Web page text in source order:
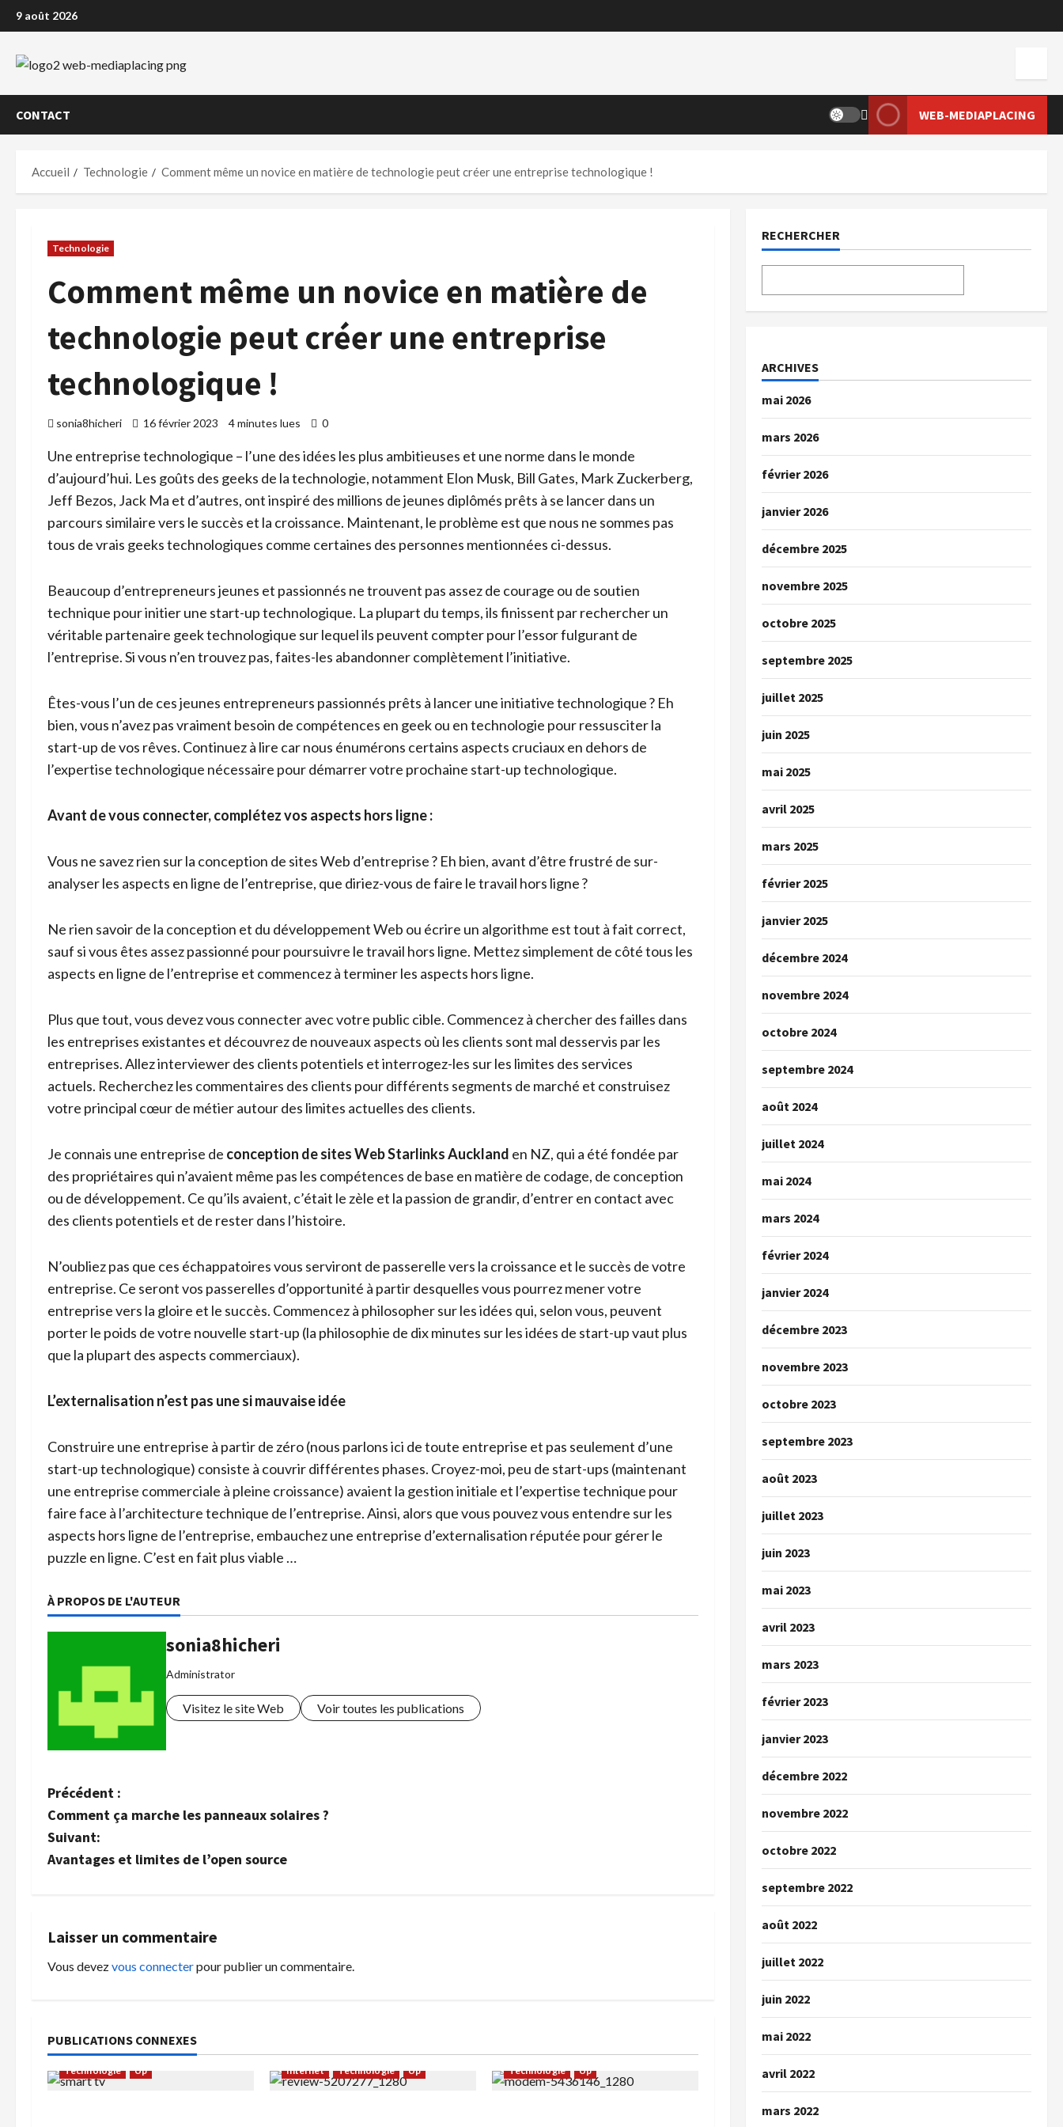
Aller
au
9 août 2026
CONTACT WEB-MEDIAPLACING
Accueil Technologie Comment même un novice en matière de technologie peut créer une entreprise technologique !
Technologie
Comment même un novice en matière de
technologie peut créer une entreprise
technologique !
sonia8hicheri 16 février 2023 4 minutes lues 0
Une entreprise technologique – l’une des idées les plus ambitieuses et une norme dans le monde
d’aujourd’hui. Les goûts des geeks de la technologie, notamment Elon Musk, Bill Gates, Mark Zuckerberg,
Jeff Bezos, Jack Ma et d’autres, ont inspiré des millions de jeunes diplômés prêts à se lancer dans un
parcours similaire vers le succès et la croissance. Maintenant, le problème est que nous ne sommes pas
tous de vrais geeks technologiques comme certaines des personnes mentionnées ci-dessus.
Beaucoup d’entrepreneurs jeunes et passionnés ne trouvent pas assez de courage ou de soutien
technique pour initier une start-up technologique. La plupart du temps, ils finissent par rechercher un
véritable partenaire geek technologique sur lequel ils peuvent compter pour l’essor fulgurant de
l’entreprise. Si vous n’en trouvez pas, faites-les abandonner complètement l’initiative.
Êtes-vous l’un de ces jeunes entrepreneurs passionnés prêts à lancer une initiative technologique ? Eh
bien, vous n’avez pas vraiment besoin de compétences en geek ou en technologie pour ressusciter la
start-up de vos rêves. Continuez à lire car nous énumérons certains aspects cruciaux en dehors de
l’expertise technologique nécessaire pour démarrer votre prochaine start-up technologique.
Avant de vous connecter, complétez vos aspects hors ligne :
Vous ne savez rien sur la conception de sites Web d’entreprise ? Eh bien, avant d’être frustré de sur-
analyser les aspects en ligne de l’entreprise, que diriez-vous de faire le travail hors ligne ?
Ne rien savoir de la conception et du développement Web ou écrire un algorithme est tout à fait correct,
sauf si vous êtes assez passionné pour poursuivre le travail hors ligne. Mettez simplement de côté tous les
aspects en ligne de l’entreprise et commencez à terminer les aspects hors ligne.
Plus que tout, vous devez vous connecter avec votre public cible. Commencez à chercher des failles dans
les entreprises existantes et découvrez de nouveaux aspects où les clients sont mal desservis par les
entreprises. Allez interviewer des clients potentiels et interrogez-les sur les limites des services
actuels. Recherchez les commentaires des clients pour différents segments de marché et construisez
votre principal cœur de métier autour des limites actuelles des clients.
Je connais une entreprise de conception de sites Web Starlinks Auckland en NZ, qui a été fondée par
des propriétaires qui n’avaient même pas les compétences de base en matière de codage, de conception
ou de développement. Ce qu’ils avaient, c’était le zèle et la passion de grandir, d’entrer en contact avec
des clients potentiels et de rester dans l’histoire.
N’oubliez pas que ces échappatoires vous serviront de passerelle vers la croissance et le succès de votre
entreprise. Ce seront vos passerelles d’opportunité à partir desquelles vous pourrez mener votre
entreprise vers la gloire et le succès. Commencez à philosopher sur les idées qui, selon vous, peuvent
porter le poids de votre nouvelle start-up (la philosophie de dix minutes sur les idées de start-up vaut plus
que la plupart des aspects commerciaux).
L’externalisation n’est pas une si mauvaise idée
Construire une entreprise à partir de zéro (nous parlons ici de toute entreprise et pas seulement d’une
start-up technologique) consiste à couvrir différentes phases. Croyez-moi, peu de start-ups (maintenant
une entreprise commerciale à pleine croissance) avaient la gestion initiale et l’expertise technique pour
faire face à l’architecture technique de l’entreprise. Ainsi, alors que vous pouvez vous entendre sur les
aspects hors ligne de l’entreprise, embauchez une entreprise d’externalisation réputée pour gérer le
puzzle en ligne. C’est en fait plus viable …
À PROPOS DE L'AUTEUR
sonia8hicheri
Administrator
Visitez le site Web Voir toutes les publications
N
a
v
g
a
i
o
Précédent :
Comment ça marche les panneaux solaires ?
Suivant:
Avantages et limites de l’open source
Laisser un commentaire
Vous devezvous connecterpour publier un commentaire.
PUBLICATIONS CONNEXES
Technologie Up Internet Technologie Up Technologie Up
RECHERCHER
ARCHIVES
mai 2026
mars 2026
février 2026
janvier 2026
décembre 2025
novembre 2025
octobre 2025
septembre 2025
juillet 2025
juin 2025
mai 2025
avril 2025
mars 2025
février 2025
janvier 2025
décembre 2024
novembre 2024
octobre 2024
septembre 2024
août 2024
juillet 2024
mai 2024
mars 2024
février 2024
janvier 2024
décembre 2023
novembre 2023
octobre 2023
septembre 2023
août 2023
juillet 2023
juin 2023
mai 2023
avril 2023
mars 2023
février 2023
janvier 2023
décembre 2022
novembre 2022
octobre 2022
septembre 2022
août 2022
juillet 2022
juin 2022
mai 2022
avril 2022
mars 2022